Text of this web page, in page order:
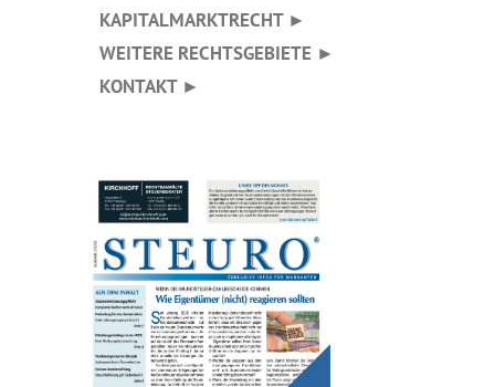
KAPITALMARKTRECHT ►
WEITERE RECHTSGEBIETE ►
KONTAKT ►